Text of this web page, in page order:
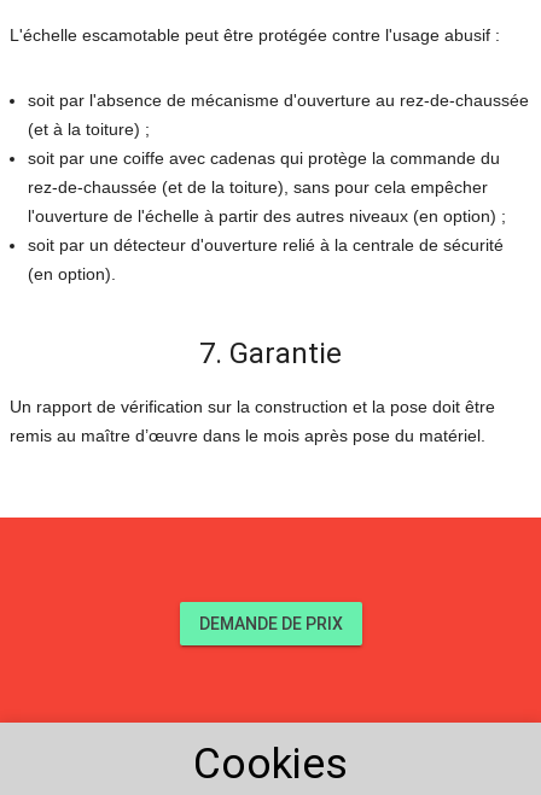
L'échelle escamotable peut être protégée contre l'usage abusif :
soit par l'absence de mécanisme d'ouverture au rez-de-chaussée
(et à la toiture) ;
soit par une coiffe avec cadenas qui protège la commande du
rez-de-chaussée (et de la toiture), sans pour cela empêcher
l'ouverture de l'échelle à partir des autres niveaux (en option) ;
soit par un détecteur d'ouverture relié à la centrale de sécurité
(en option).
7. Garantie
Un rapport de vérification sur la construction et la pose doit être
remis au maître d’œuvre dans le mois après pose du matériel.
DEMANDE DE PRIX
Cookies